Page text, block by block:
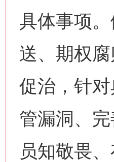
具体事项
送、期权
促治，针
管漏洞、
员知敬畏